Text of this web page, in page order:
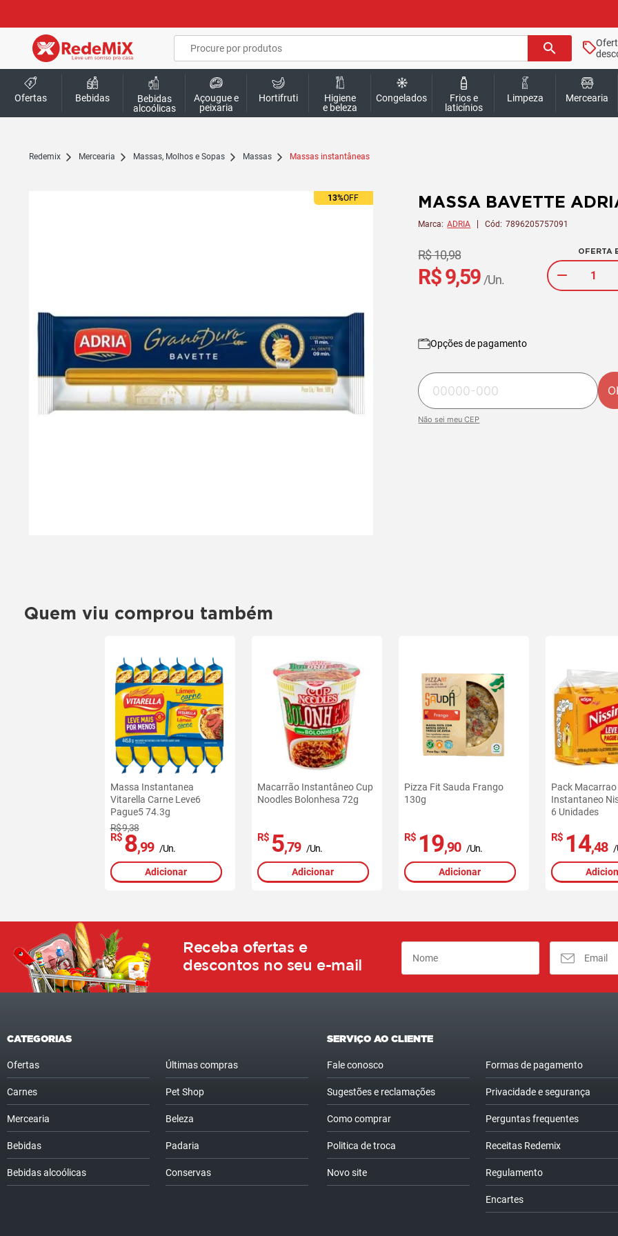
search
Ofertas Bebidas
Bebidas
alcoólicas
Açougue e
peixaria
Hortifruti
Higiene
e beleza
Congelados
Frios e
laticínios
Limpeza Mercearia
redemix Mercearia Massas, Molhos e Sopas Massas Massas instantâneas
13%OFF MASSA BAVETTE
Marca: ADRIA Cód: 7896205757091
R$ 10,98
R$ 9,59 /Un.
OFERTA
Opções de pagamento
Não sei meu CEP
Quem viu comprou também
Massa Instantanea
Vitarella Carne Leve6
Pague5 74.3g
R$ 9,38
R$ 8,99 /Un.
Adicionar
Macarrão Instantâneo Cup
Noodles Bolonhesa 72g
R$ 5,79 /Un.
Adicionar
Pizza Fit Sauda Frango
130g
R$ 19,90 /Un.
Adicionar
Pack Macarrao
Instantaneo
6 Unidades
R$ 14,48 /
Receba ofertas e
descontos no seu e-mail
CATEGORIAS
Ofertas
Carnes
Mercearia
Bebidas
Bebidas alcoólicas
Últimas compras
Pet Shop
Beleza
Padaria
Conservas
SERVIÇO AO CLIENTE
Fale conosco
Sugestões e reclamações
Como comprar
Politica de troca
Novo site
Formas de pagamento
Privacidade e segurança
Perguntas frequentes
Receitas Redemix
Regulamento
Encartes